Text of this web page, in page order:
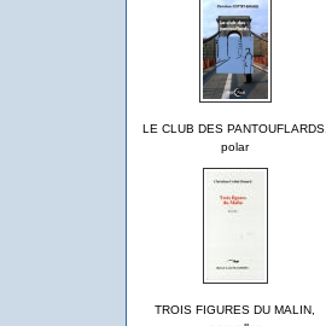
LE CLUB DES PANTOUFLARDS,
polar
TROIS FIGURES DU MALIN,